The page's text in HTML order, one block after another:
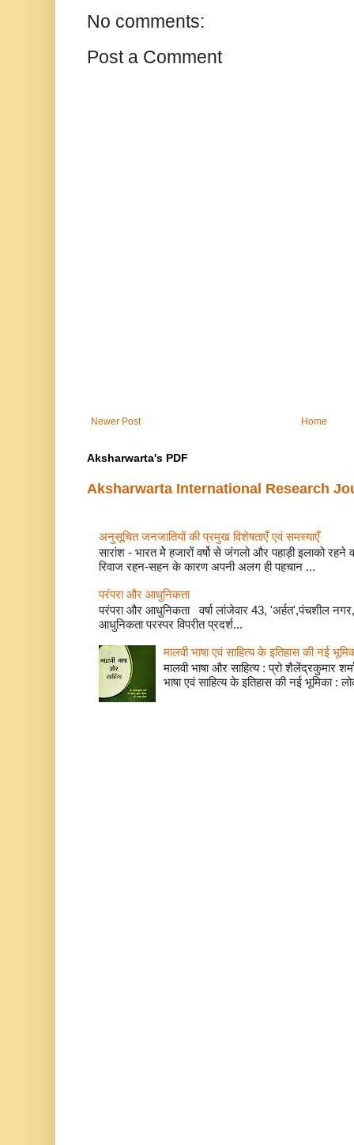
No comments:
Post a Comment
Newer Post Home
Aksharwarta's PDF
Aksharwarta International Research
अनुसूचित जनजातियों की प्रमुख विशेषताएँ एवं
सारांश - भारत मेे हजारों वर्षो से जंगलो और पहाड़ी इलाको रहने
रिवाज रहन-सहन के कारण अपनी अलग ही पहचान ...
परंपरा और आधुनिकता
परंपरा और आधुनिकता वर्षा लांजेवार 43, 'अर्हत',पंचशील नगर,
आधुनिकता परस्पर विपरीत प्रदर्श...
मालवी भाषा एवं साहित्य के इतिहास की नई
मालवी भाषा और साहित्य : प्रो शैलेंद्रकुमार
भाषा एवं साहित्य के इतिहास की नई भूमिका :